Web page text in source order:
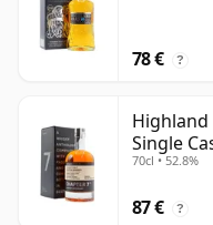
78 € ?
Single
70cl • 52.8%
87 € ?